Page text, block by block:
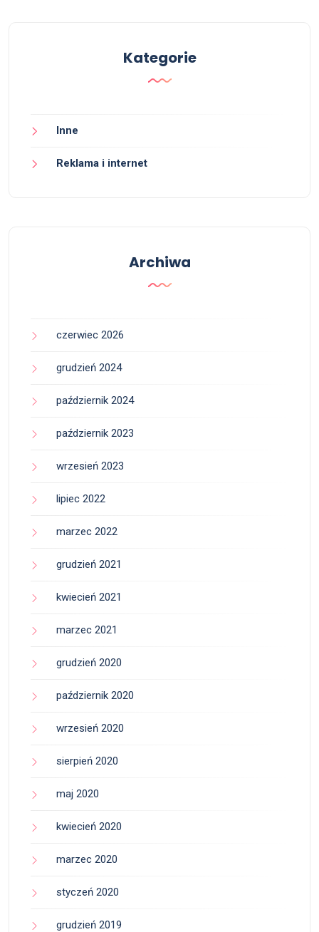
Kategorie
Inne
Reklama i internet
Archiwa
czerwiec 2026
grudzień 2024
październik 2024
październik 2023
wrzesień 2023
lipiec 2022
marzec 2022
grudzień 2021
kwiecień 2021
marzec 2021
grudzień 2020
październik 2020
wrzesień 2020
sierpień 2020
maj 2020
kwiecień 2020
marzec 2020
styczeń 2020
grudzień 2019